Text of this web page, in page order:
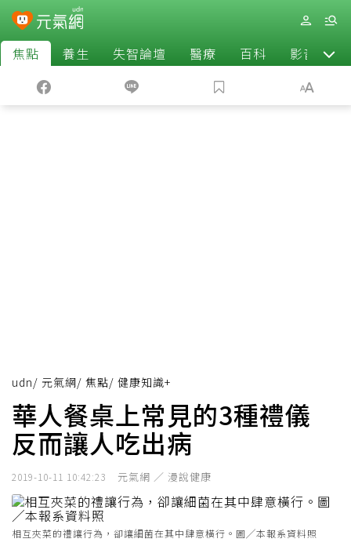
焦點 養生 失智論壇 醫療 百科 影音
udn/ 元氣網/ 焦點/ 健康知識+
華人餐桌上常見的3種禮儀
反而讓人吃出病
2019-10-11 10:42:23 元氣網 ／ 漫說健康
相互夾菜的禮讓行為，卻讓細菌在其中肆意橫行。圖╱本報系資料照